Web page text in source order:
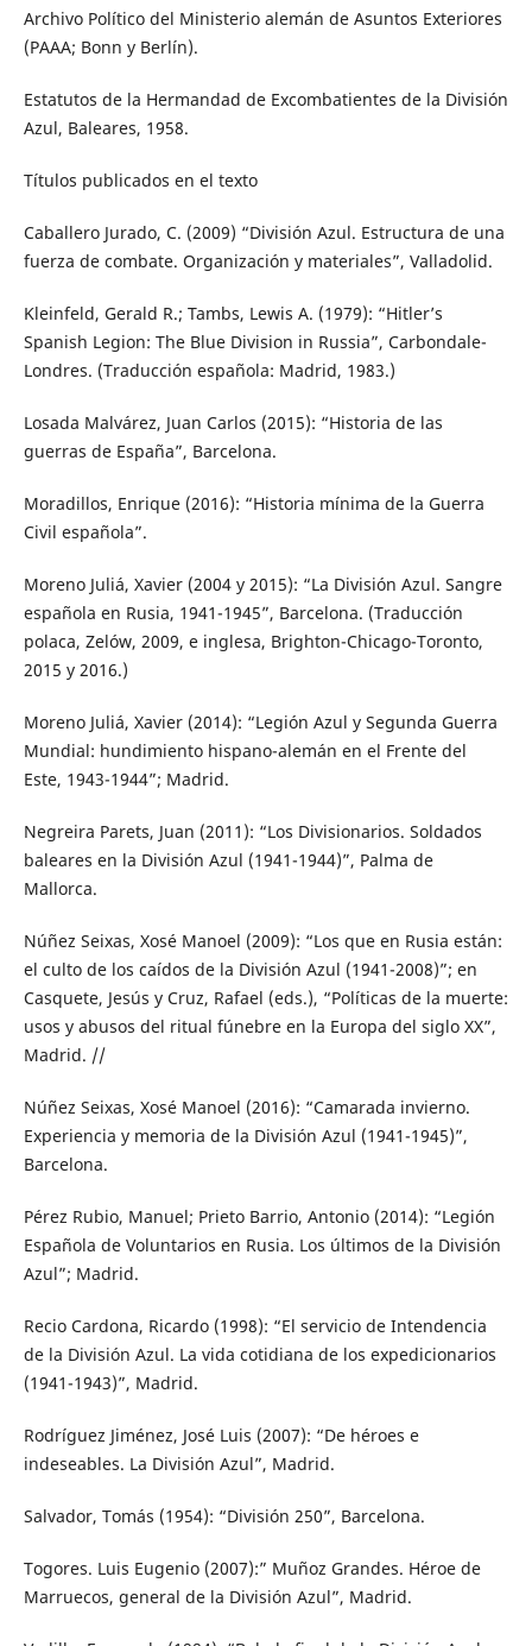
Archivo Político del Ministerio alemán de Asuntos Exteriores
(PAAA; Bonn y Berlín).
Estatutos de la Hermandad de Excombatientes de la División
Azul, Baleares, 1958.
Títulos publicados en el texto
Caballero Jurado, C. (2009) “División Azul. Estructura de una
fuerza de combate. Organización y materiales”, Valladolid.
Kleinfeld, Gerald R.; Tambs, Lewis A. (1979): “Hitler’s
Spanish Legion: The Blue Division in Russia”, Carbondale-
Londres. (Traducción española: Madrid, 1983.)
Losada Malvárez, Juan Carlos (2015): “Historia de las
guerras de España”, Barcelona.
Moradillos, Enrique (2016): “Historia mínima de la Guerra
Civil española”.
Moreno Juliá, Xavier (2004 y 2015): “La División Azul. Sangre
española en Rusia, 1941-1945”, Barcelona. (Traducción
polaca, Zelów, 2009, e inglesa, Brighton-Chicago-Toronto,
2015 y 2016.)
Moreno Juliá, Xavier (2014): “Legión Azul y Segunda Guerra
Mundial: hundimiento hispano-alemán en el Frente del
Este, 1943-1944”; Madrid.
Negreira Parets, Juan (2011): “Los Divisionarios. Soldados
baleares en la División Azul (1941-1944)”, Palma de
Mallorca.
Núñez Seixas, Xosé Manoel (2009): “Los que en Rusia están:
el culto de los caídos de la División Azul (1941-2008)”; en
Casquete, Jesús y Cruz, Rafael (eds.), “Políticas de la muerte:
usos y abusos del ritual fúnebre en la Europa del siglo XX”,
Madrid. //
Núñez Seixas, Xosé Manoel (2016): “Camarada invierno.
Experiencia y memoria de la División Azul (1941-1945)”,
Barcelona.
Pérez Rubio, Manuel; Prieto Barrio, Antonio (2014): “Legión
Española de Voluntarios en Rusia. Los últimos de la División
Azul”; Madrid.
Recio Cardona, Ricardo (1998): “El servicio de Intendencia
de la División Azul. La vida cotidiana de los expedicionarios
(1941-1943)”, Madrid.
Rodríguez Jiménez, José Luis (2007): “De héroes e
indeseables. La División Azul”, Madrid.
Salvador, Tomás (1954): “División 250”, Barcelona.
Togores. Luis Eugenio (2007):” Muñoz Grandes. Héroe de
Marruecos, general de la División Azul”, Madrid.